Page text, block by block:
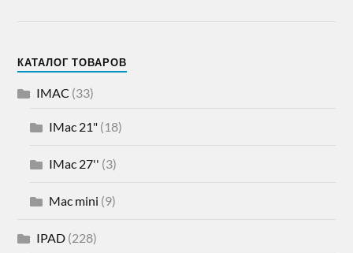
КАТАЛОГ ТОВАРОВ
IMAC (33)
IMac 21" (18)
IMac 27'' (3)
Mac mini (9)
IPAD (228)